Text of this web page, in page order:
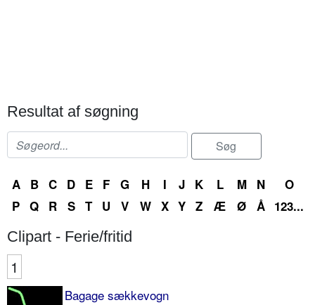
Resultat af søgning
A B C D E F G H I J K L M N
O
P Q R S T U V W X Y Z Æ Ø Å 123...
Clipart - Ferie/fritid
1
Bagage sækkevogn